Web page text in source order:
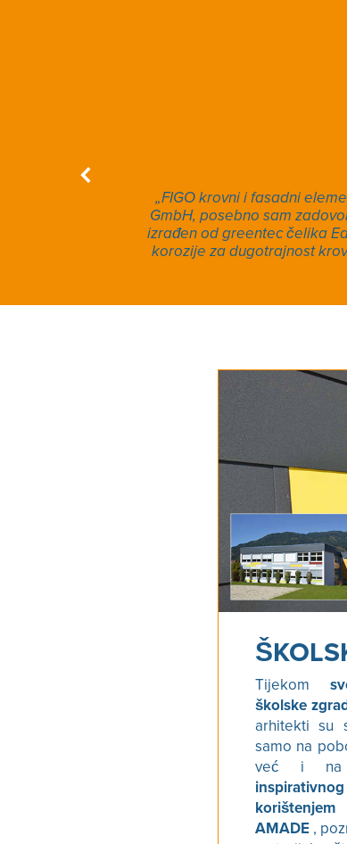
„FIGO krovni i fasadni
GmbH, posebno sam
izrađen od greentec čelika
korozije za dugotrajnost
Tijekom
školske
arhitekti su
samo na
već i na
korištenjem
AMADE,